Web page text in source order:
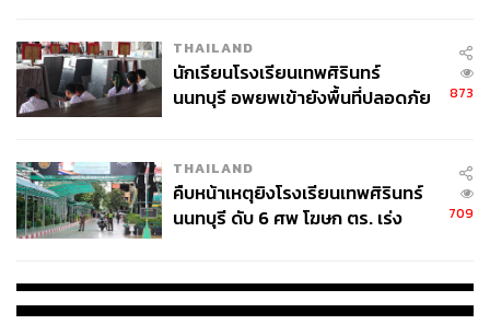
ในจำลองไม่ใช่ชีวิตจริง และมันไม่มีวันที่จะเป็นจริง แต่
Avatarคือจุดสูงสุดที่มนุษย์สามารถสร้างชีวิตจำลองขึ้นมาได้
แล้ว หนังเรื่องนี้ได้ใช้เทคโนโลยีที่ดีที่สุดในขณะนั้นในการ
สร้างโลกใบนี้ขึ้นมา และชีวิตจริงของเราไม่มีทางที่จะมี
ที่มันเป็นบนหน้าจอ และนั่นยิ่งทำให้ชีวิตจริงของเราดูเพ
อร์เฟกต์น้อยลงไปอีก”
Syndrome ชี้ว่าการที่ภาพยนตร์พาเราหลบหนีไปยังยูโทเปีย
นั้นเป็นเรื่องดี และตามลำพังตัวมันเองไม่ใช่เรื่องเลวร้าย ตรง
THAILAND
นักเรียนโรงเรียนเทพศิรินทร์
นนทบุรี อพยพเข้ายังพื้นที่ปลอดภัย
873
THAILAND
คืบหน้าเหตุยิงโรงเรียนเทพศิรินทร์
นนทบุรี ดับ 6 ศพ โฆษก ตร. เร่ง
709